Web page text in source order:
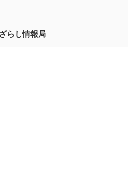
らし情報局